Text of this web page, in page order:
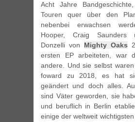
Acht Jahre
Touren quer über den
nebenbei erwachsen
Hooper, Craig Saunders
Donzelli von Mighty Oaks
ersten EP arbeiteten, war
andere. Und sie selbst
foward zu 2018, es hat
geändert und doch alles.
sind Väter geworden, sie
und beruflich in Berlin
einige der weltweit